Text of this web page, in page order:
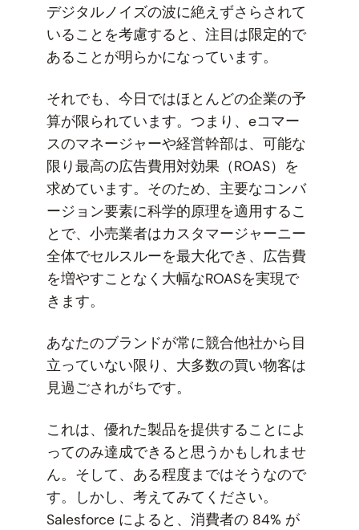
デジタルノイズの波に絶えずさらされて
いることを考慮すると、注目は限定的で
あることが明らかになっています。
それでも、今日ではほとんどの企業の予
算が限られています。つまり、eコマー
スのマネージャーや経営幹部は、可能な
限り最高の広告費用対効果（ROAS）を
求めています。そのため、主要なコンバ
ージョン要素に科学的原理を適用するこ
とで、小売業者はカスタマージャーニー
全体でセルスルーを最大化でき、広告費
を増やすことなく大幅なROASを実現で
きます。
あなたのブランドが常に競合他社から目
立っていない限り、大多数の買い物客は
見過ごされがちです。
これは、優れた製品を提供することによ
ってのみ達成できると思うかもしれませ
ん。そして、ある程度まではそうなので
す。しかし、考えてみてください。
Salesforce によると、消費者の 84% が